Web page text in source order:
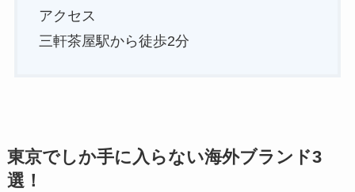
アクセス
三軒茶屋駅から徒歩2分
東京でしか手に入らない海外ブランド3
選！